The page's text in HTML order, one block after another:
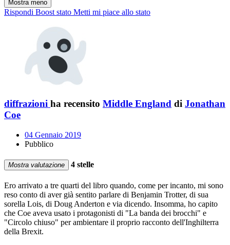
Mostra meno
Rispondi Boost stato Metti mi piace allo stato
diffrazioni ha recensito Middle England di Jonathan
Coe
04 Gennaio 2019
Pubblico
Mostra valutazione 4 stelle
Ero arrivato a tre quarti del libro quando, come per incanto, mi sono
reso conto di aver già sentito parlare di Benjamin Trotter, di sua
sorella Lois, di Doug Anderton e via dicendo. Insomma, ho capito
che Coe aveva usato i protagonisti di "La banda dei brocchi" e
"Circolo chiuso" per ambientare il proprio racconto dell'Inghilterra
della Brexit.